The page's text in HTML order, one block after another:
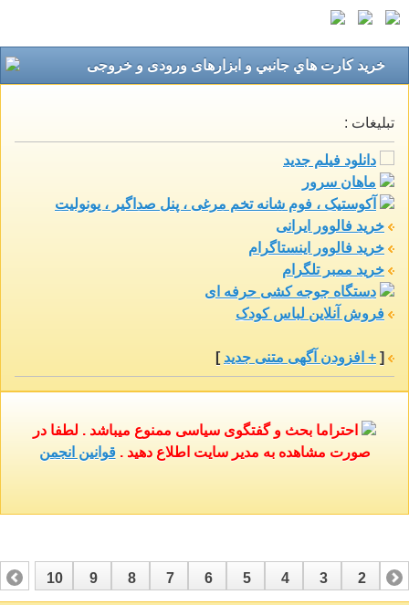
خريد كارت هاي جانبي و ابزارهای ورودی و خروجی
تبلیغات :
دانلود فیلم جدید
ماهان سرور
آکوستیک ، فوم شانه تخم مرغی ، پنل صداگیر ، یونولیت
خرید فالوور ایرانی
خرید فالوور اینستاگرام
خرید ممبر تلگرام
دستگاه جوجه کشی حرفه ای
فروش آنلاین لباس کودک
[ + افزودن آگهی متنی جدید ]
احتراما بحث و گفتگوی سیاسی ممنوع میباشد . لطفا در
صورت مشاهده به مدیر سایت اطلاع دهید .قوانین انجمن
1
2
3
4
5
6
7
8
9
10